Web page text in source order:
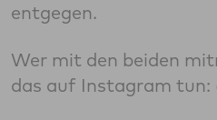
entgegen.
Wer mit den beiden
das auf Instagram tun: